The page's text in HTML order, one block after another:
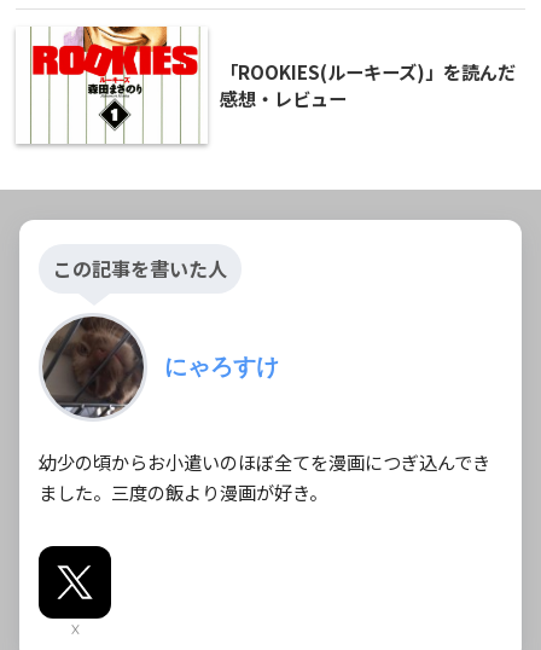
「ROOKIES(ルーキーズ)」を読んだ
感想・レビュー
この記事を書いた人
にゃろすけ
幼少の頃からお小遣いのほぼ全てを漫画につぎ込んでき
ました。三度の飯より漫画が好き。
X